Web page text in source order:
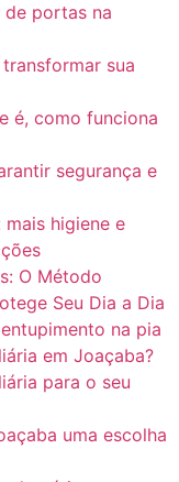
de portas na
sua
é, como funciona
segurança e
higiene e
O Método
Seu Dia a Dia
na pia
em Joaçaba?
para o seu
uma escolha